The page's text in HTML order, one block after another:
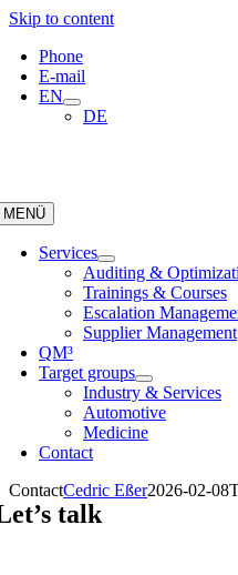
Skip to content
Phone
E-mail
EN
DE
MENÜ
Services
Auditing &
Trainings & Courses
Escalation
Supplier Management
QM³
Target groups
Industry & Services
Automotive
Medicine
Contact
ContactCedric Eßer2026-02-
talk